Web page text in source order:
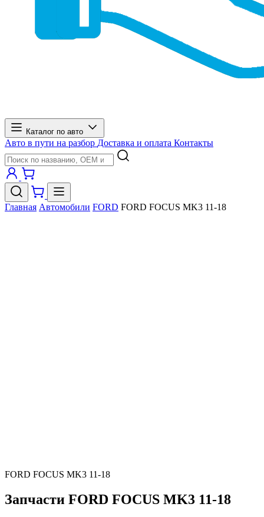
Каталог по авто
Авто в пути на разбор Доставка и оплата Контакты
Главная Автомобили FORD FORD FOCUS MK3 11-18
FORD FOCUS MK3 11-18
Запчасти FORD FOCUS MK3 11-18